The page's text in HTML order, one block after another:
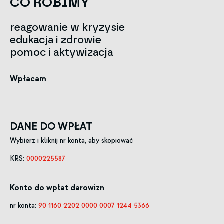
reagowanie w kryzysie
edukacja i zdrowie
pomoc i aktywizacja
Wpłacam
DANE DO WPŁAT
Wybierz i kliknij nr konta, aby skopiować
KRS: 0000225587
Konto do wpłat darowizn
nr konta: 90 1160 2202 0000 0007 1244 5366